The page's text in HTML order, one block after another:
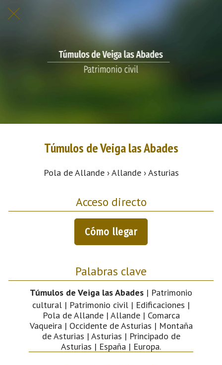
Túmulos de Veiga las Abades
Pola de Allande › Allande › Asturias
Acceso directo
Cómo llegar
Palabras clave
Túmulos de Veiga las Abades | Patrimonio
cultural | Patrimonio civil | Edificaciones |
Pola de Allande | Allande | Comarca
Vaqueira | Occidente de Asturias | Montaña
de Asturias | Asturias | Principado de
Asturias | España | Europa.